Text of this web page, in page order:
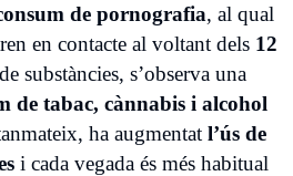
de pornografia, al qual
en contacte al voltant dels 12
substàncies, s’observa una
de tabac, cànnabis i alcohol
ha augmentat l’ús de
i cada vegada és més habitual